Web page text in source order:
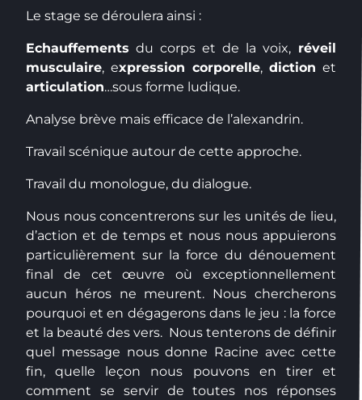
Le stage se déroulera ainsi :
Echauffements du corps et de la voix, réveil
musculaire, expression corporelle, diction et
articulation…sous forme ludique.
Analyse brève mais efficace de l’alexandrin.
Travail scénique autour de cette approche.
Travail du monologue, du dialogue.
Nous nous concentrerons sur les unités de lieu,
d’action et de temps et nous nous appuierons
particulièrement sur la force du dénouement
final de cet œuvre où exceptionnellement
aucun héros ne meurent. Nous chercherons
pourquoi et en dégagerons dans le jeu : la force
et la beauté des vers. Nous tenterons de définir
quel message nous donne Racine avec cette
fin, quelle leçon nous pouvons en tirer et
comment se servir de toutes nos réponses